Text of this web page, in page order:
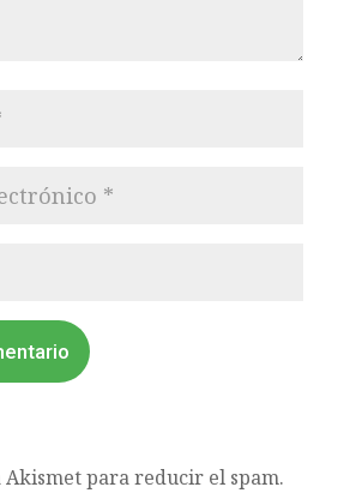
Akismet para reducir el spam.